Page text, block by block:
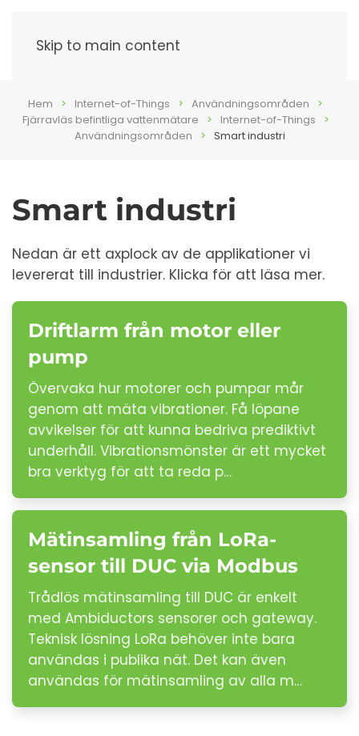
Skip to main content
Hem Internet-of-Things
Användningsområden
Fjärravläs befintliga vattenmätare
Internet-of-Things
Användningsområden
Smart industri
Smart industri
Nedan är ett axplock av de applikationer vi
levererat till industrier. Klicka för att läsa mer.
Driftlarm från motor eller
pump
Övervaka hur motorer och pumpar mår
genom att mäta vibrationer. Få löpane
avvikelser för att kunna bedriva prediktivt
underhåll. Vibrationsmönster är ett mycket
bra verktyg för att ta reda p…
Mätinsamling från LoRa-
sensor till DUC via Modbus
Trådlös mätinsamling till DUC är enkelt
med Ambiductors sensorer och gateway.
Teknisk lösning LoRa behöver inte bara
användas i publika nät. Det kan även
användas för mätinsamling av alla m…